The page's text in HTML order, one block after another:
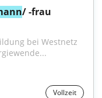
/ -frau
bei Westnetz
Vollzeit